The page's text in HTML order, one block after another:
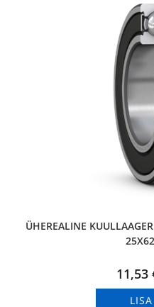
ÜHEREALINE
11,53